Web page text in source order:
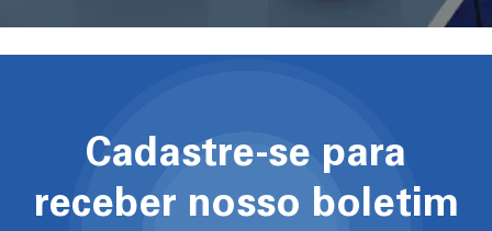
Cadastre-se para
receber nosso boletim